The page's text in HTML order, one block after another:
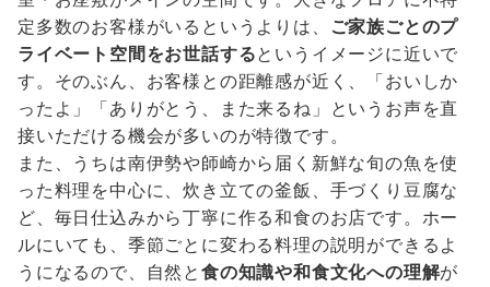
定多数のお客様がいるというよりは、
ご家族ごとのプ
ライベート空間をお世話するというイメージに近いで
す。そのぶん、お客様との距離感が近く、「おいしか
ったよ」「ありがとう、また来るね」というお声を直
接いただける機会が多いのが特徴です。
また、うちは南伊勢や師崎から届く新鮮な旬の魚を使
った料理を中心に、炊き立ての釜飯、手づくり豆腐な
ど、毎日仕込みから丁寧に作る和食のお店です。ホー
ルにいても、季節ごとに変わる料理の説明ができるよ
うになるので、自然と食の知識や和食文化への理解が